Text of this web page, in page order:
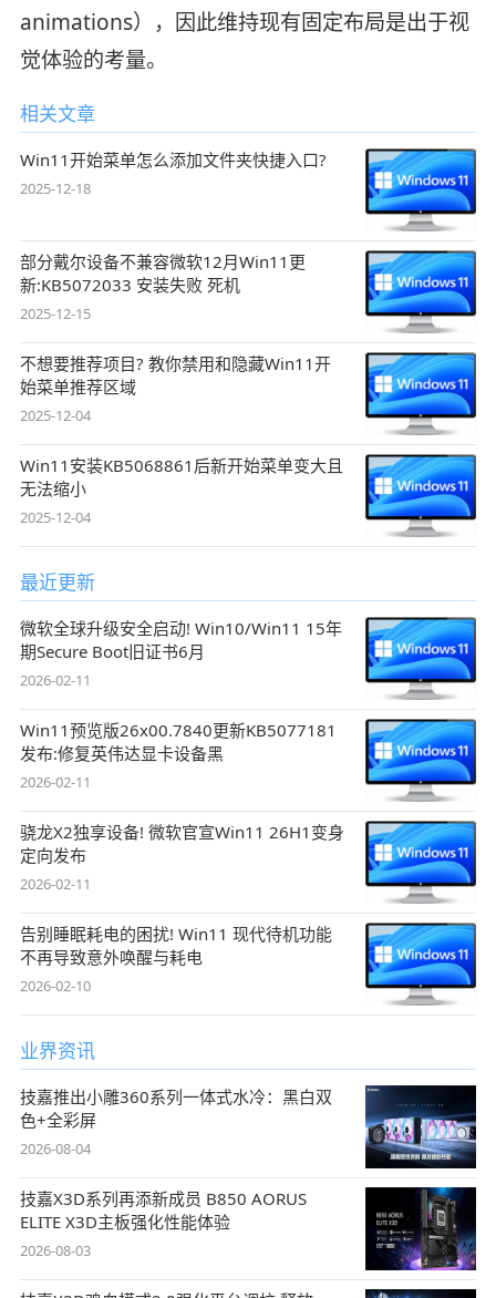
animations），因此维持现有固定布局是出于视
觉体验的考量。
相关文章
Win11开始菜单怎么添加文件夹快捷入口?
2025-12-18
部分戴尔设备不兼容微软12月Win11更
新:KB5072033 安装失败 死机
2025-12-15
不想要推荐项目? 教你禁用和隐藏Win11开
始菜单推荐区域
2025-12-04
Win11安装KB5068861后新开始菜单变大且
无法缩小
2025-12-04
最近更新
微软全球升级安全启动! Win10/Win11 15年
期Secure Boot旧证书6月
2026-02-11
Win11预览版26x00.7840更新KB5077181
发布:修复英伟达显卡设备黑
2026-02-11
骁龙X2独享设备! 微软官宣Win11 26H1变身
定向发布
2026-02-11
告别睡眠耗电的困扰! Win11 现代待机功能
不再导致意外唤醒与耗电
2026-02-10
业界资讯
技嘉推出小雕360系列一体式水冷：黑白双
色+全彩屏
2026-08-04
技嘉X3D系列再添新成员 B850 AORUS
ELITE X3D主板强化性能体验
2026-08-03